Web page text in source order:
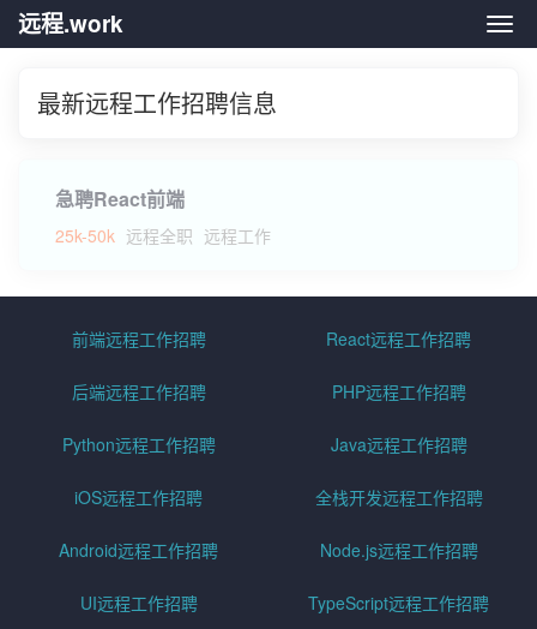
远
远程.work
最新远程工作招聘信息
急聘React前端
25k-50k 远程全职 远程工作
前端远程工作招聘 React远程工作招聘
后端远程工作招聘 PHP远程工作招聘
Python远程工作招聘 Java远程工作招聘
iOS远程工作招聘 全栈开发远程工作招聘
Android远程工作招聘 Node.js远程工作招聘
UI远程工作招聘 TypeScript远程工作招聘